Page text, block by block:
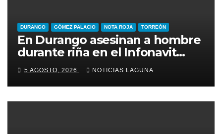
DURANGO GÓMEZ PALACIO NOTA ROJA TORREÓN
En Durango asesinan a hombre
durante riña en el Infonavit
Guadalupe Victoria
5 AGOSTO, 2026 NOTICIAS LAGUNA